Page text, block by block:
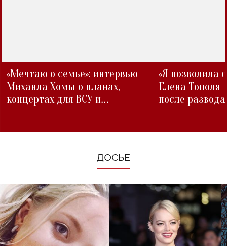
«Мечтаю о семье»: интервью
Михаила Хомы о планах,
концертах для ВСУ и
«Я позволила
Елена Тополя
после развода
ДОСЬЕ